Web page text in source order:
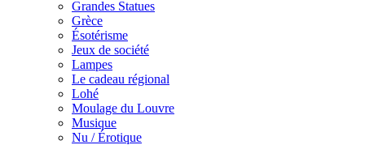
Grandes Statues
Grèce
Ésotérisme
Jeux de société
Lampes
Le cadeau régional
Lohé
Moulage du Louvre
Musique
Nu / Érotique